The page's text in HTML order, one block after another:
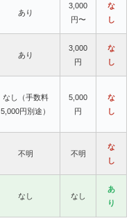
あり
3,000
円〜
な
し
あり
3,000
円
な
し
なし（手数料
5,000円別途）
5,000
円
な
し
不明 不明
な
し
なし なし
あ
り